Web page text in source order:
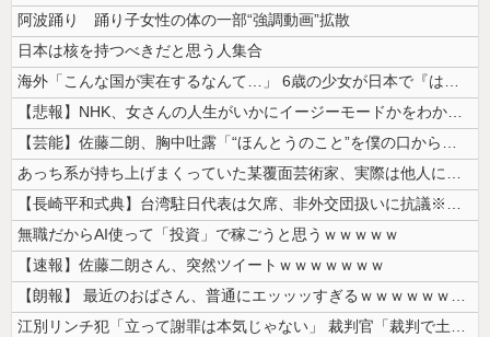
阿波踊り 踊り子女性の体の一部“強調動画”拡散
日本は核を持つべきだと思う人集合
海外「こんな国が実在するなんて…」 6歳の少女が日本で『はじめてのおつ...
【悲報】NHK、女さんの人生がいかにイージーモードかをわかりやすく放送...
【芸能】佐藤二朗、胸中吐露「“ほんとうのこと”を僕の口からは何ひとつ言...
あっち系が持ち上げまくっていた某覆面芸術家、実際は他人に迷惑をかけまく...
【長崎平和式典】台湾駐日代表は欠席、非外交団扱いに抗議※今年2026年...
無職だからAI使って「投資」で稼ごうと思うｗｗｗｗｗ
【速報】佐藤二朗さん、突然ツイートｗｗｗｗｗｗｗ
【朗報】 最近のおばさん、普通にエッッッすぎるｗｗｗｗｗｗｗｗｗｗ
江別リンチ犯「立って謝罪は本気じゃない」 裁判官「裁判で土下座してない...